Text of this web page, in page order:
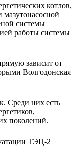
котлов,
мазутонасосной
системы
работы системы
зависит от
Волгодонская
Среди них есть
поколений.
ТЭЦ-2